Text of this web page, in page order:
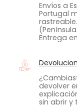
Envíos a
Portugal
Entrega
devolver
sin abrir y